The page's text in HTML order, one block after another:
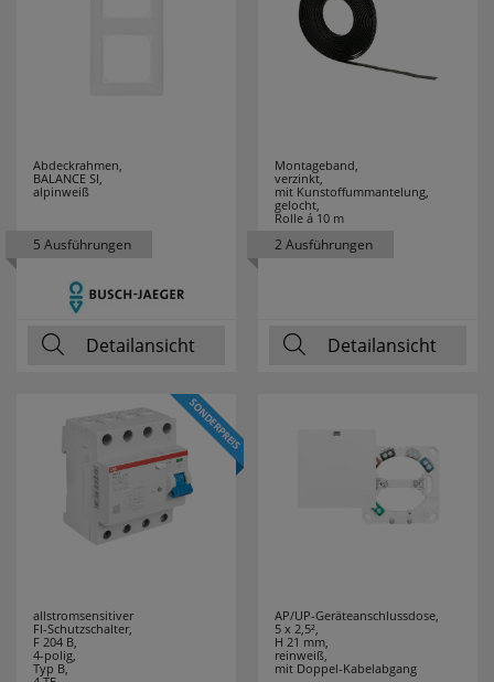
Abdeckrahmen,
BALANCE SI,
alpinweiß
5 Ausführungen
Detailansicht
Montageband,
verzinkt,
mit Kunstoffummantelung,
gelocht,
Rolle á 10 m
2 Ausführungen
Detailansicht
allstromsensitiver
FI-Schutzschalter,
F 204 B,
4-polig,
Typ B,
AP/UP-Geräteanschlussdose,
5 x 2,5²,
H 21 mm,
reinweiß,
mit Doppel-Kabelabgang